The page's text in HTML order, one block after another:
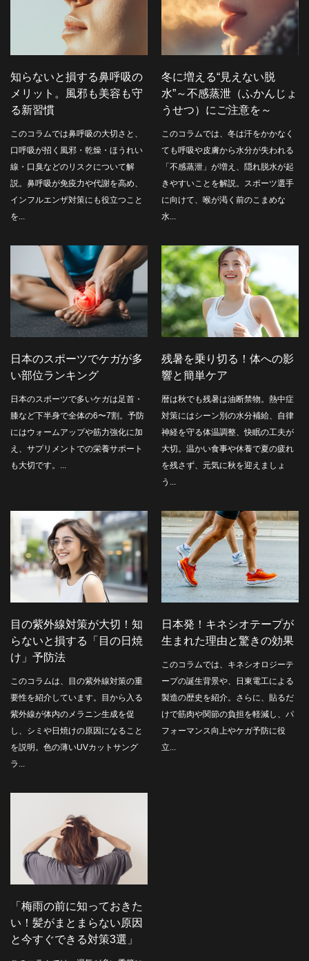
知らないと損する鼻呼吸の
メリット。風邪も美容も守
る新習慣
このコラムでは鼻呼吸の大切さと、
口呼吸が招く風邪・乾燥・ほうれい
線・口臭などのリスクについて解
説。鼻呼吸が免疫力や代謝を高め、
インフルエンザ対策にも役立つこと
を...
冬に増える“見えない脱
水”～不感蒸泄（ふかんじょ
うせつ）にご注意を～
このコラムでは、冬は汗をかかなく
ても呼吸や皮膚から水分が失われる
「不感蒸泄」が増え、隠れ脱水が起
きやすいことを解説。スポーツ選手
に向けて、喉が渇く前のこまめな
水...
日本のスポーツでケガが多
い部位ランキング
日本のスポーツで多いケガは足首・
膝など下半身で全体の6〜7割。予防
にはウォームアップや筋力強化に加
え、サプリメントでの栄養サポート
も大切です。...
残暑を乗り切る！体への影
響と簡単ケア
暦は秋でも残暑は油断禁物。熱中症
対策にはシーン別の水分補給、自律
神経を守る体温調整、快眠の工夫が
大切。温かい食事や休養で夏の疲れ
を残さず、元気に秋を迎えましょ
う...
目の紫外線対策が大切！知
らないと損する「目の日焼
け」予防法
このコラムは、目の紫外線対策の重
要性を紹介しています。目から入る
紫外線が体内のメラニン生成を促
し、シミや日焼けの原因になること
を説明。色の薄いUVカットサング
ラ...
日本発！キネシオテープが
生まれた理由と驚きの効果
このコラムでは、キネシオロジーテ
ープの誕生背景や、日東電工による
製造の歴史を紹介。さらに、貼るだ
けで筋肉や関節の負担を軽減し、パ
フォーマンス向上やケガ予防に役
立...
「梅雨の前に知っておきた
い！髪がまとまらない原因
と今すぐできる対策3選」